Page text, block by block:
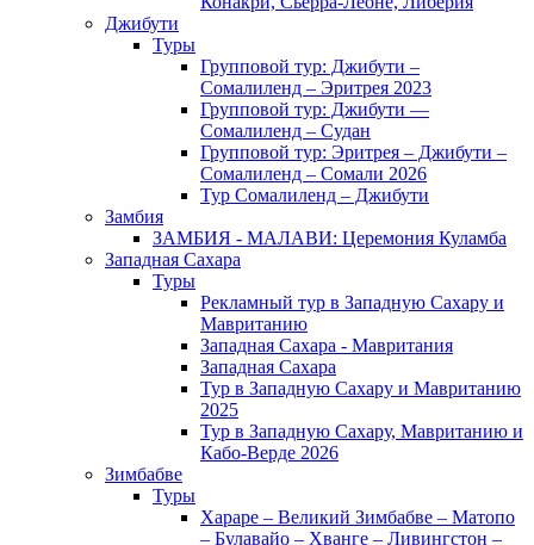
Джибути
Туры
Групповой тур: Джибути –
Cомалиленд – Эритрея 2023
Групповой тур: Джибути —
Сомалиленд – Судан
Групповой тур: Эритрея – Джибути –
Сомалиленд – Сомали 2026
Тур Cомалиленд – Джибути
Замбия
ЗАМБИЯ - МАЛАВИ: Церемония Куламба
Западная Сахара
Туры
Рекламный тур в Западную Сахару и
Мавританию
Западная Сахара - Мавритания
Западная Сахара
Тур в Западную Сахару и Мавританию
2025
Тур в Западную Сахару, Мавританию и
Кабо-Верде 2026
Зимбабве
Туры
Хараре – Великий Зимбабве – Матопо
– Булавайо – Хванге – Ливингстон –